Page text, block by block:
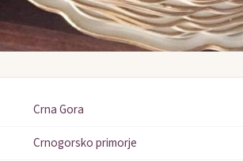
Crna Gora
Crnogorsko primorje